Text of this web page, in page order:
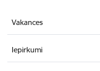
Vakances
Iepirkumi